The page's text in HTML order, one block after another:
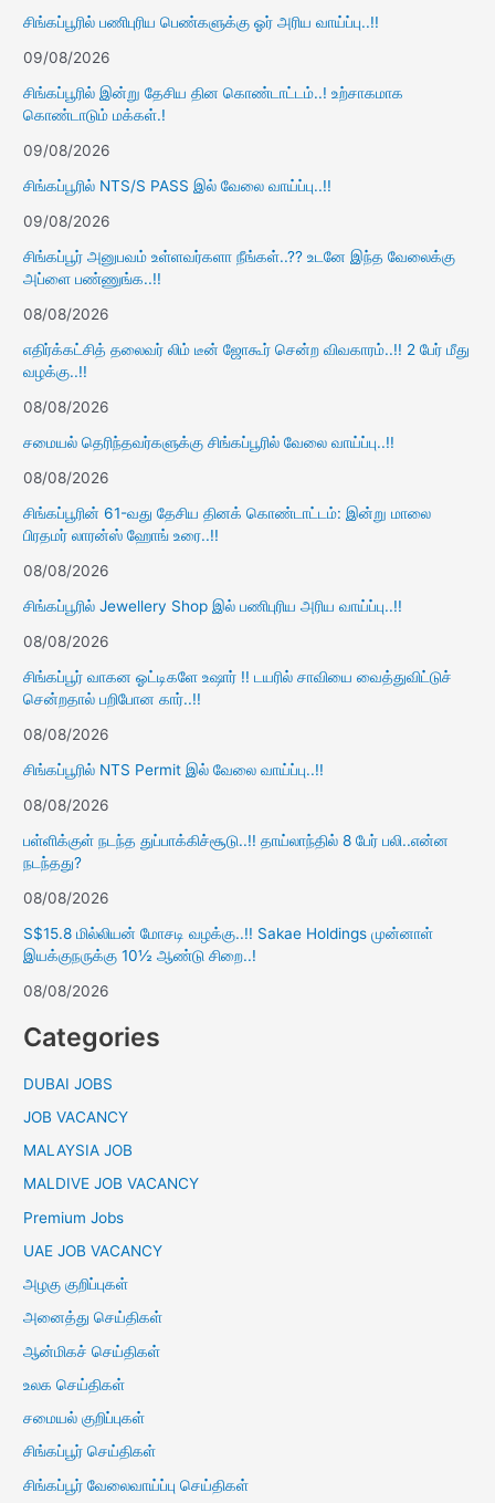
சிங்கப்பூரில் பணிபுரிய பெண்களுக்கு ஓர் அரிய வாய்ப்பு..!!
09/08/2026
சிங்கப்பூரில் இன்று தேசிய தின கொண்டாட்டம்..! உற்சாகமாக
கொண்டாடும் மக்கள்.!
09/08/2026
சிங்கப்பூரில் NTS/S PASS இல் வேலை வாய்ப்பு..!!
09/08/2026
சிங்கப்பூர் அனுபவம் உள்ளவர்களா நீங்கள்..?? உடனே இந்த வேலைக்கு
அப்ளை பண்ணுங்க..!!
08/08/2026
எதிர்க்கட்சித் தலைவர் லிம் டீன் ஜோகூர் சென்ற விவகாரம்..!! 2 பேர் மீது
வழக்கு..!!
08/08/2026
சமையல் தெரிந்தவர்களுக்கு சிங்கப்பூரில் வேலை வாய்ப்பு..!!
08/08/2026
சிங்கப்பூரின் 61-வது தேசிய தினக் கொண்டாட்டம்: இன்று மாலை
பிரதமர் லாரன்ஸ் ஹோங் உரை..!!
08/08/2026
சிங்கப்பூரில் Jewellery Shop இல் பணிபுரிய அரிய வாய்ப்பு..!!
08/08/2026
சிங்கப்பூர் வாகன ஓட்டிகளே உஷார் !! டயரில் சாவியை வைத்துவிட்டுச்
சென்றதால் பறிபோன கார்..!!
08/08/2026
சிங்கப்பூரில் NTS Permit இல் வேலை வாய்ப்பு..!!
08/08/2026
பள்ளிக்குள் நடந்த துப்பாக்கிச்சூடு..!! தாய்லாந்தில் 8 பேர் பலி..என்ன
நடந்தது?
08/08/2026
S$15.8 மில்லியன் மோசடி வழக்கு..!! Sakae Holdings முன்னாள்
இயக்குநருக்கு 10½ ஆண்டு சிறை..!
08/08/2026
Categories
DUBAI JOBS
JOB VACANCY
MALAYSIA JOB
MALDIVE JOB VACANCY
Premium Jobs
UAE JOB VACANCY
அழகு குறிப்புகள்
அனைத்து செய்திகள்
ஆன்மிகச் செய்திகள்
உலக செய்திகள்
சமையல் குறிப்புகள்
சிங்கப்பூர் செய்திகள்
சிங்கப்பூர் வேலைவாய்ப்பு செய்திகள்